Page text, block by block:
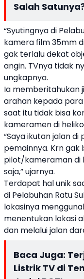
Salah
“Syutingnya di
kamera film 35mm
gak terlalu dekat
angin. TVnya tidak
ungkapnya.
Ia memberitahukan
arahan kepada
saat itu tidak bisa
kameramen di
“Saya ikutan jalan
pemainnya. Krn gak
pilot/kameraman di
saja,” ujarnya.
Terdapat hal unik
di Pelabuhan Ratu
lokasinya
menentukan lokasi
dan melalui jalan
Baca Juga:
Listrik TV di